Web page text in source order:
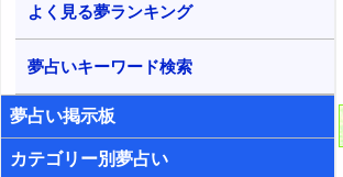
よく見る夢ランキング
夢占いキーワード検索
夢占い掲示板
カテゴリー別夢占い